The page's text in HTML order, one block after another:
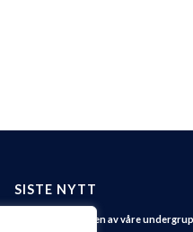
SISTE NYTT
Bli med i en av våre